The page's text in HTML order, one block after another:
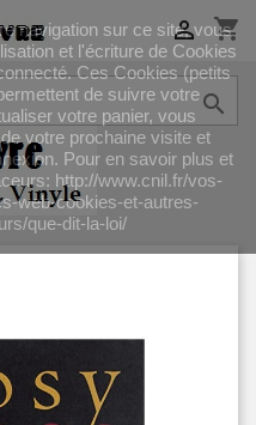
navigation sur ce site, vous
et l'écriture de Cookies
Ces Cookies (petits
de suivre votre
votre panier, vous
votre prochaine visite et
Pour en savoir plus et
http://www.cnil.fr/vos-
web-cookies-et-autres-
que-dit-la-loi/
shopping_cart

